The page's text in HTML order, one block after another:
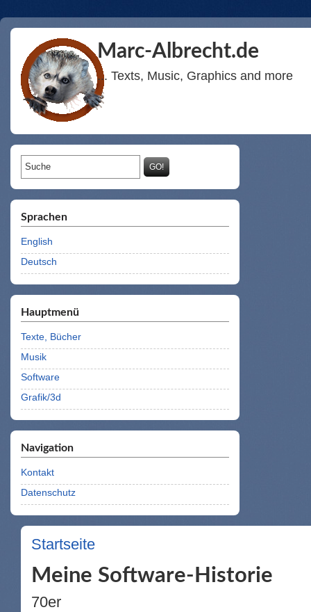
Marc-Albrecht.de
... Texts, Music, Graphics and more
Suchformular
Suche
Sprachen
English
Deutsch
Hauptmenü
Texte, Bücher
Musik
Software
Grafik/3d
Navigation
Kontakt
Datenschutz
Sie sind hier
Startseite
Meine Software-Historie
70er